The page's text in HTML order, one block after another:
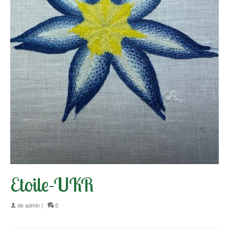
Etoile-UKR
deadmin | 0